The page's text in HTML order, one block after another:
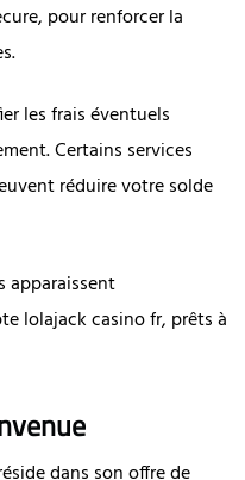
pour renforcer la
les frais éventuels
Certains services
réduire votre solde
apparaissent
lolajack casino fr, prêts à
dans son offre de